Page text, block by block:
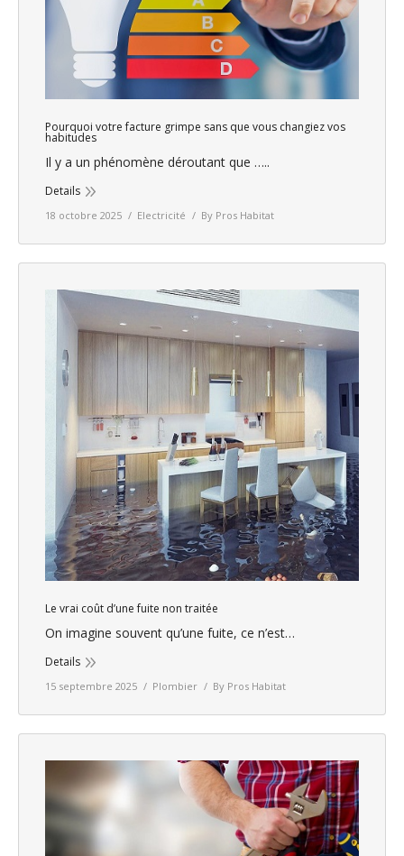
Pourquoi votre facture grimpe sans que vous changiez vos
habitudes
Il y a un phénomène déroutant que …..
Details
18 octobre 2025 Electricité By Pros Habitat
Le vrai coût d’une fuite non traitée
On imagine souvent qu’une fuite, ce n’est…
Details
15 septembre 2025 Plombier By Pros Habitat